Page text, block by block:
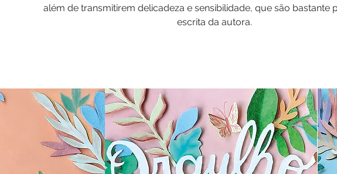
além de transmitirem delicadeza e sensibilidade, que são bastante
escrita da autora.